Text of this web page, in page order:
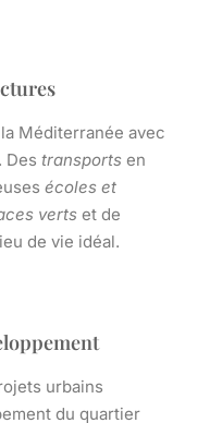
Méditerranée avec
Des transports en
écoles et
verts et de
de vie idéal.
urbains
du quartier